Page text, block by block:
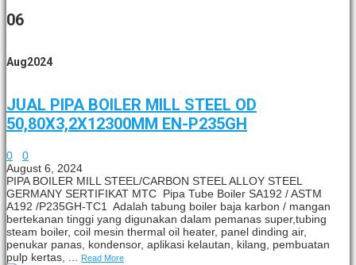
06
Aug2024
JUAL PIPA BOILER MILL STEEL OD
50,80X3,2X12300MM EN-P235GH
0
0
August 6, 2024
PIPA BOILER MILL STEEL/CARBON STEEL ALLOY STEEL
GERMANY SERTIFIKAT MTC Pipa Tube Boiler SA192 / ASTM
A192 /P235GH-TC1 Adalah tabung boiler baja karbon / mangan
bertekanan tinggi yang digunakan dalam pemanas super,tubing
steam boiler, coil mesin thermal oil heater, panel dinding air,
penukar panas, kondensor, aplikasi kelautan, kilang, pembuatan
pulp kertas, ...
Read More